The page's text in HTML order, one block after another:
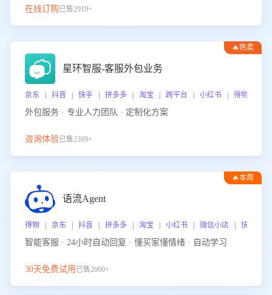
在线订购已售2919+
🔥热卖
星环智服-客服外包业务
京东 | 抖音 | 快手 | 拼多多 | 淘宝 | 跨平台 | 小红书 | 得物 | 企
外包服务 · 专业人力团队 · 定制化方案
咨询体验已售2399+
🔥本周
语流Agent
得物 | 京东 | 抖音 | 拼多多 | 淘宝 | 小红书 | 微信小店 | 快手 |
智能客服 · 24小时自动回复 · 懂买家懂情绪 · 自动学习
30天免费试用 已售2000+